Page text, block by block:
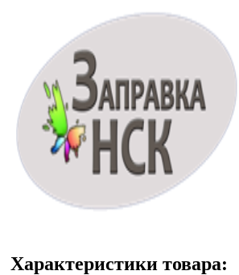
Характеристики товара: